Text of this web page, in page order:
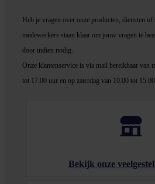
Heb je vragen over onze producten, diensten
medewerkers staan klaar om jouw vragen te
door indien nodig.
Onze klantenservice is via mail bereikbaar van
tot 17.00 uur en op zaterdag van 10.00 tot
Bekijk onze